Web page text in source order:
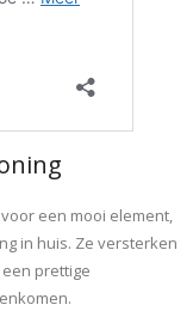
een mooi element,
in huis. Ze versterken
prettige